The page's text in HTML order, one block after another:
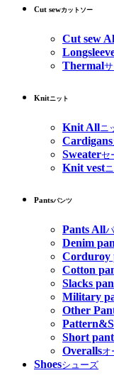
Cut sewカットソー
Cut sew
Thermal
Knitニット
Knit Allニ
Cardigans
Sweaterセ
Knit vest
Pantsパンツ
Pants All
Denim
Corduroy
Cotton
Slacks
Military
Other
Short
Overallsオ
Shoesシューズ